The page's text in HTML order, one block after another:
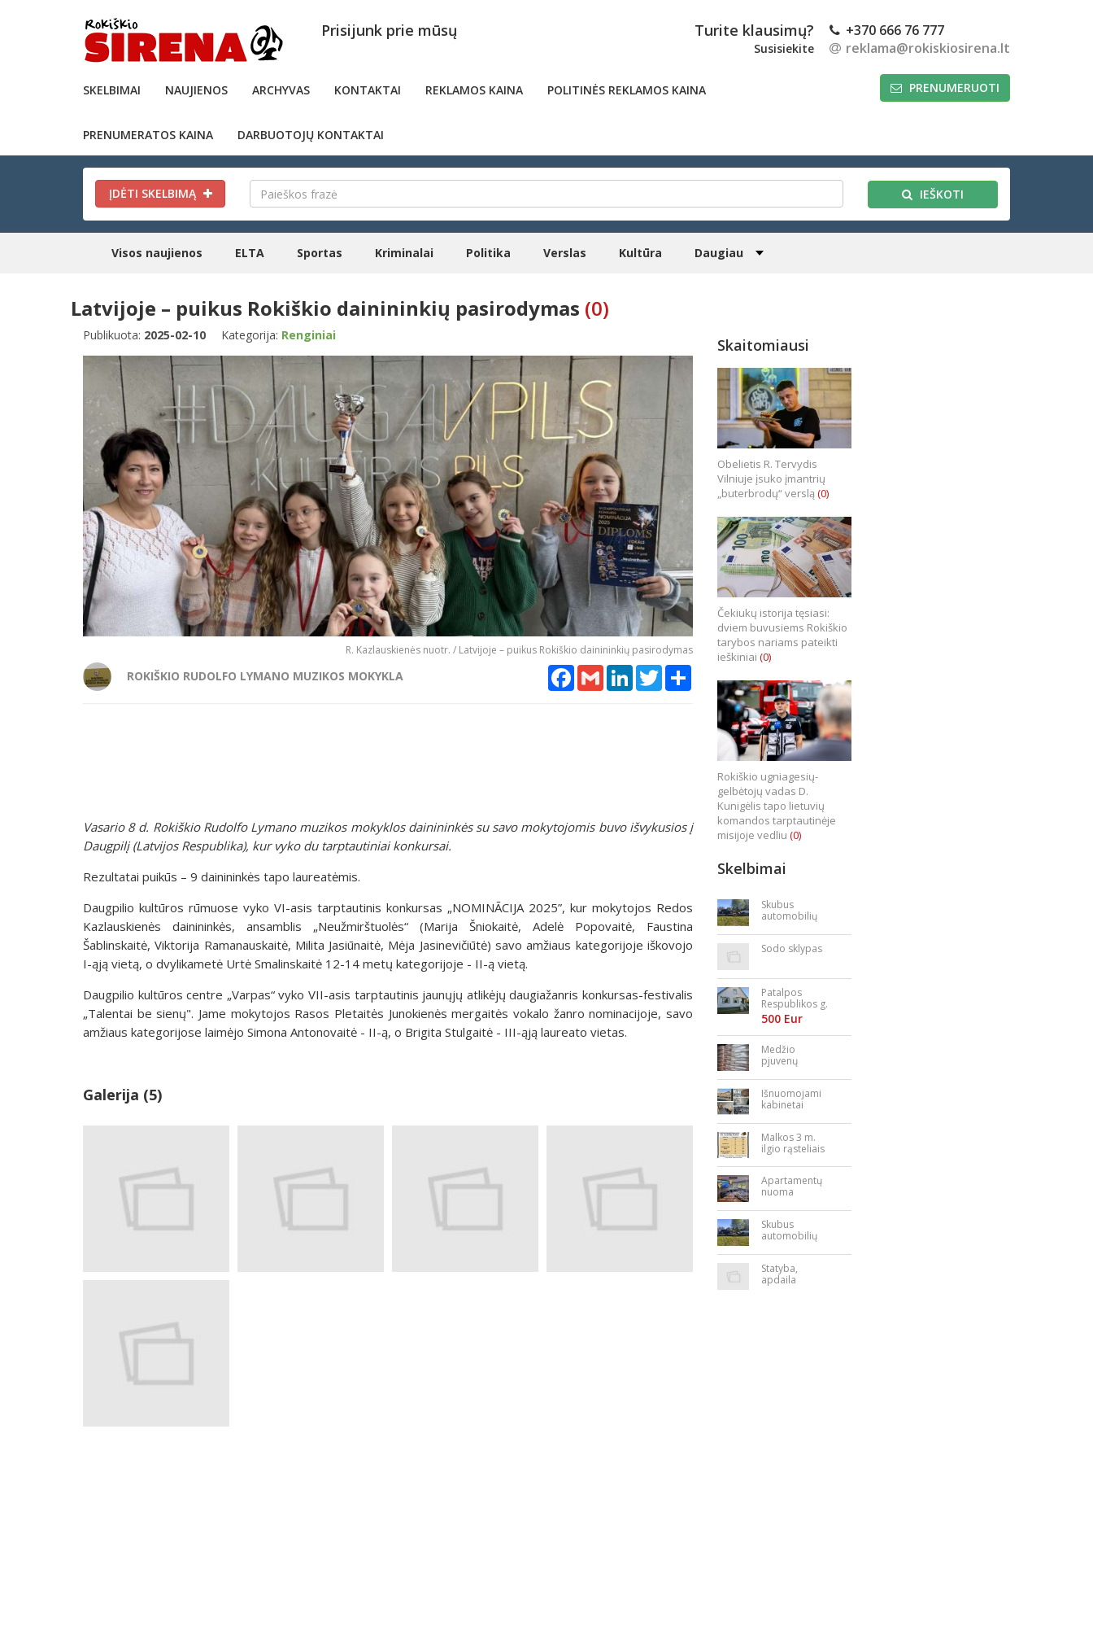
Prisijunk prie mūsų Turite klausimų?
Susisiekite
+370 666 76 777
reklama@rokiskiosirena.lt
SKELBIMAI NAUJIENOS ARCHYVAS KONTAKTAI REKLAMOS KAINA POLITINĖS REKLAMOS KAINA
PRENUMERATOS KAINA DARBUOTOJŲ KONTAKTAI
PRENUMERUOTI
ĮDĖTI SKELBIMĄ IEŠKOTI
Visos naujienos ELTA Sportas Kriminalai Politika Verslas Kultūra Daugiau
Latvijoje – puikus Rokiškio dainininkių pasirodymas (0)
Publikuota: 2025-02-10 Kategorija: Renginiai
R. Kazlauskienės nuotr. / Latvijoje – puikus Rokiškio dainininkių pasirodymas
ROKIŠKIO RUDOLFO LYMANO MUZIKOS MOKYKLA Facebook
GmailLinkedInTwitterShare
Vasario 8 d. Rokiškio Rudolfo Lymano muzikos mokyklos dainininkės su savo mokytojomis buvo išvykusios į
Daugpilį (Latvijos Respublika), kur vyko du tarptautiniai konkursai.
Rezultatai puikūs – 9 dainininkės tapo laureatėmis.
Daugpilio kultūros rūmuose vyko VI-asis tarptautinis konkursas „NOMINĀCIJA 2025”, kur mokytojos Redos
Kazlauskienės dainininkės, ansamblis „Neužmirštuolės“ (Marija Šniokaitė, Adelė Popovaitė, Faustina
Šablinskaitė, Viktorija Ramanauskaitė, Milita Jasiūnaitė, Mėja Jasinevičiūtė) savo amžiaus kategorijoje iškovojo
I-ąją vietą, o dvylikametė Urtė Smalinskaitė 12-14 metų kategorijoje - II-ą vietą.
Daugpilio kultūros centre „Varpas“ vyko VII-asis tarptautinis jaunųjų atlikėjų daugiažanris konkursas-festivalis
„Talentai be sienų". Jame mokytojos Rasos Pletaitės Junokienės mergaitės vokalo žanro nominacijoje, savo
amžiaus kategorijose laimėjo Simona Antonovaitė - II-ą, o Brigita Stulgaitė - III-ąją laureato vietas.
Galerija (5)
Skaitomiausi
Obelietis R. Tervydis
Vilniuje įsuko įmantrių
„buterbrodų“ verslą (0)
Čekiukų istorija tęsiasi:
dviem buvusiems Rokiškio
tarybos nariams pateikti
ieškiniai (0)
Rokiškio ugniagesių-
gelbėtojų vadas D.
Kunigėlis tapo lietuvių
komandos tarptautinėje
misijoje vedliu (0)
Skelbimai
Skubus
automobilių
Sodo sklypas
Patalpos
Respublikos g.
23
500 Eur
Medžio
pjuvenų
briketai
Išnuomojami
kabinetai
bės aikštėje
Malkos 3 m.
ilgio rąsteliais
Apartamentų
nuoma
Skubus
automobilių
Statyba,
apdaila